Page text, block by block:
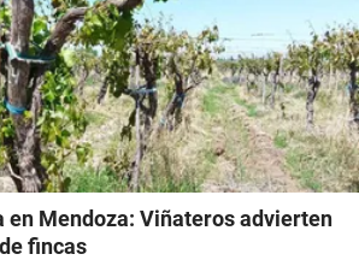
Mendoza: Viñateros advierten
fincas